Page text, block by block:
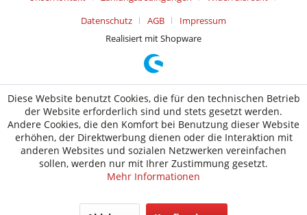
Datenschutz
AGB
Impressum
Realisiert mit Shopware
Diese Website benutzt Cookies, die für den technischen Betrieb
der Website erforderlich sind und stets gesetzt werden.
Andere Cookies, die den Komfort bei Benutzung dieser Website
erhöhen, der Direktwerbung dienen oder die Interaktion mit
anderen Websites und sozialen Netzwerken vereinfachen
sollen, werden nur mit Ihrer Zustimmung gesetzt.
Mehr Informationen